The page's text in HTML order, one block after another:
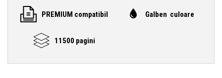
PREMIUM compatibil Galben culoare
11500 pagini